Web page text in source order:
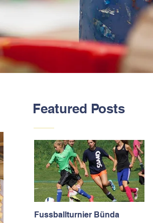
Featured Posts
Fussballturnier Bünda